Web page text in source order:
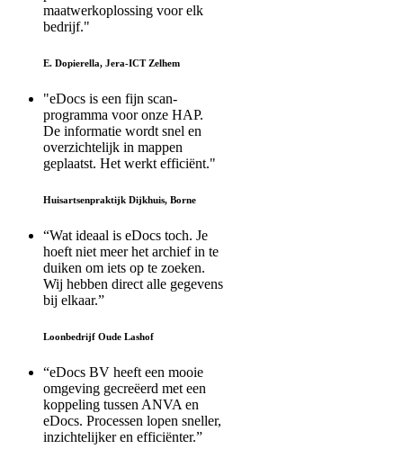
maatwerkoplossing voor elk
bedrijf."
E. Dopierella, Jera-ICT Zelhem
"eDocs is een fijn scan-
programma voor onze HAP.
De informatie wordt snel en
overzichtelijk in mappen
geplaatst. Het werkt efficiënt."
Huisartsenpraktijk Dijkhuis, Borne
“Wat ideaal is eDocs toch. Je
hoeft niet meer het archief in te
duiken om iets op te zoeken.
Wij hebben direct alle gegevens
bij elkaar.”
Loonbedrijf Oude Lashof
“eDocs BV heeft een mooie
omgeving gecreëerd met een
koppeling tussen ANVA en
eDocs. Processen lopen sneller,
inzichtelijker en efficiënter.”